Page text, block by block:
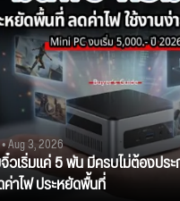
• Aug 3, 2026
เริ่มแค่ 5 พัน มีครบไม่ต้องปร
าไฟ ประหยัดพื้นที่